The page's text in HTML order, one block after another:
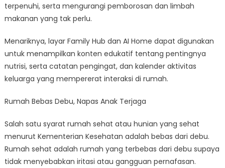
terpenuhi, serta mengurangi pemborosan dan limbah
makanan yang tak perlu.
Menariknya, layar Family Hub dan AI Home dapat digunakan
untuk menampilkan konten edukatif tentang pentingnya
nutrisi, serta catatan pengingat, dan kalender aktivitas
keluarga yang mempererat interaksi di rumah.
Rumah Bebas Debu, Napas Anak Terjaga
Salah satu syarat rumah sehat atau hunian yang sehat
menurut Kementerian Kesehatan adalah bebas dari debu.
Rumah sehat adalah rumah yang terbebas dari debu supaya
tidak menyebabkan iritasi atau gangguan pernafasan.